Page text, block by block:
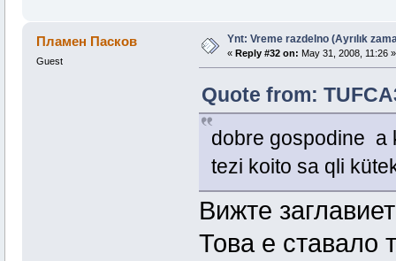
Пламен Пасков
Guest
Ynt: Vreme razdelno (Ayrılık
« Reply #32 on: May 31, 2008, 11:26 »
Quote from:
dobre gospodine a
tezi koito sa qli
Вижте
Това е ставало